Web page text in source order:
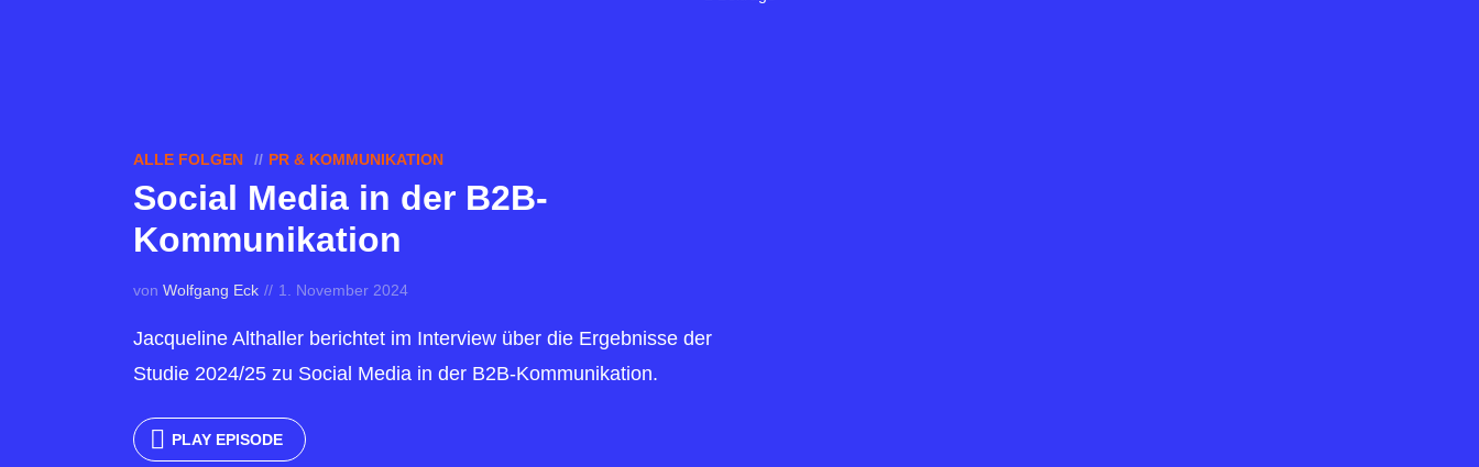
ALLE FOLGEN PR & KOMMUNIKATION
Social Media in der B2B-
Kommunikation
von Wolfgang Eck 1. November 2024
Jacqueline Althaller berichtet im Interview über die Ergebnisse der
Studie 2024/25 zu Social Media in der B2B-Kommunikation.
PLAY EPISODE